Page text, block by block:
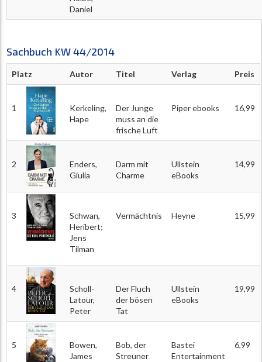
Daniel
Sachbuch KW 44/2014
Platz Autor Titel Verlag Preis
1
Kerkeling,
Hape
Der Junge
muss an die
frische Luft
Piper ebooks 16,99
2
Enders,
Giulia
Darm mit
Charme
Ullstein
eBooks
14,99
3
Schwan,
Heribert;
Jens
Tilman
Vermächtnis Heyne 15,99
4
Scholl-
Latour,
Peter
Der Fluch
der bösen
Tat
Ullstein
eBooks
19,99
5
Bowen,
James
Bob, der
Streuner
Bastei
Entertainment
6,99